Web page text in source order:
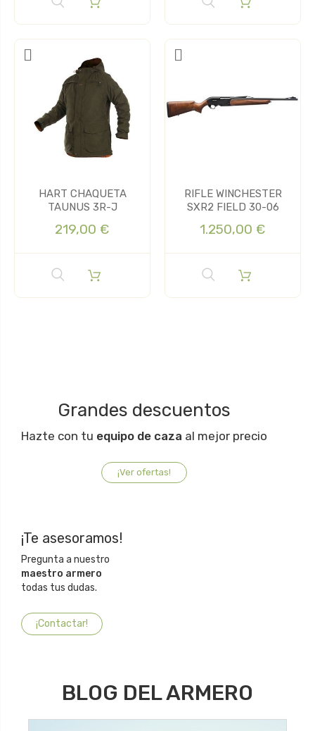
HART CHAQUETA
TAUNUS 3R-J
219,00 €
RIFLE WINCHESTER
SXR2 FIELD 30-06
1.250,00 €
Grandes descuentos
Hazte con tu equipo de caza al mejor precio
¡Ver ofertas!
¡Te asesoramos!
Pregunta a nuestro
maestro armero
todas tus dudas.
¡Contactar!
BLOG DEL ARMERO